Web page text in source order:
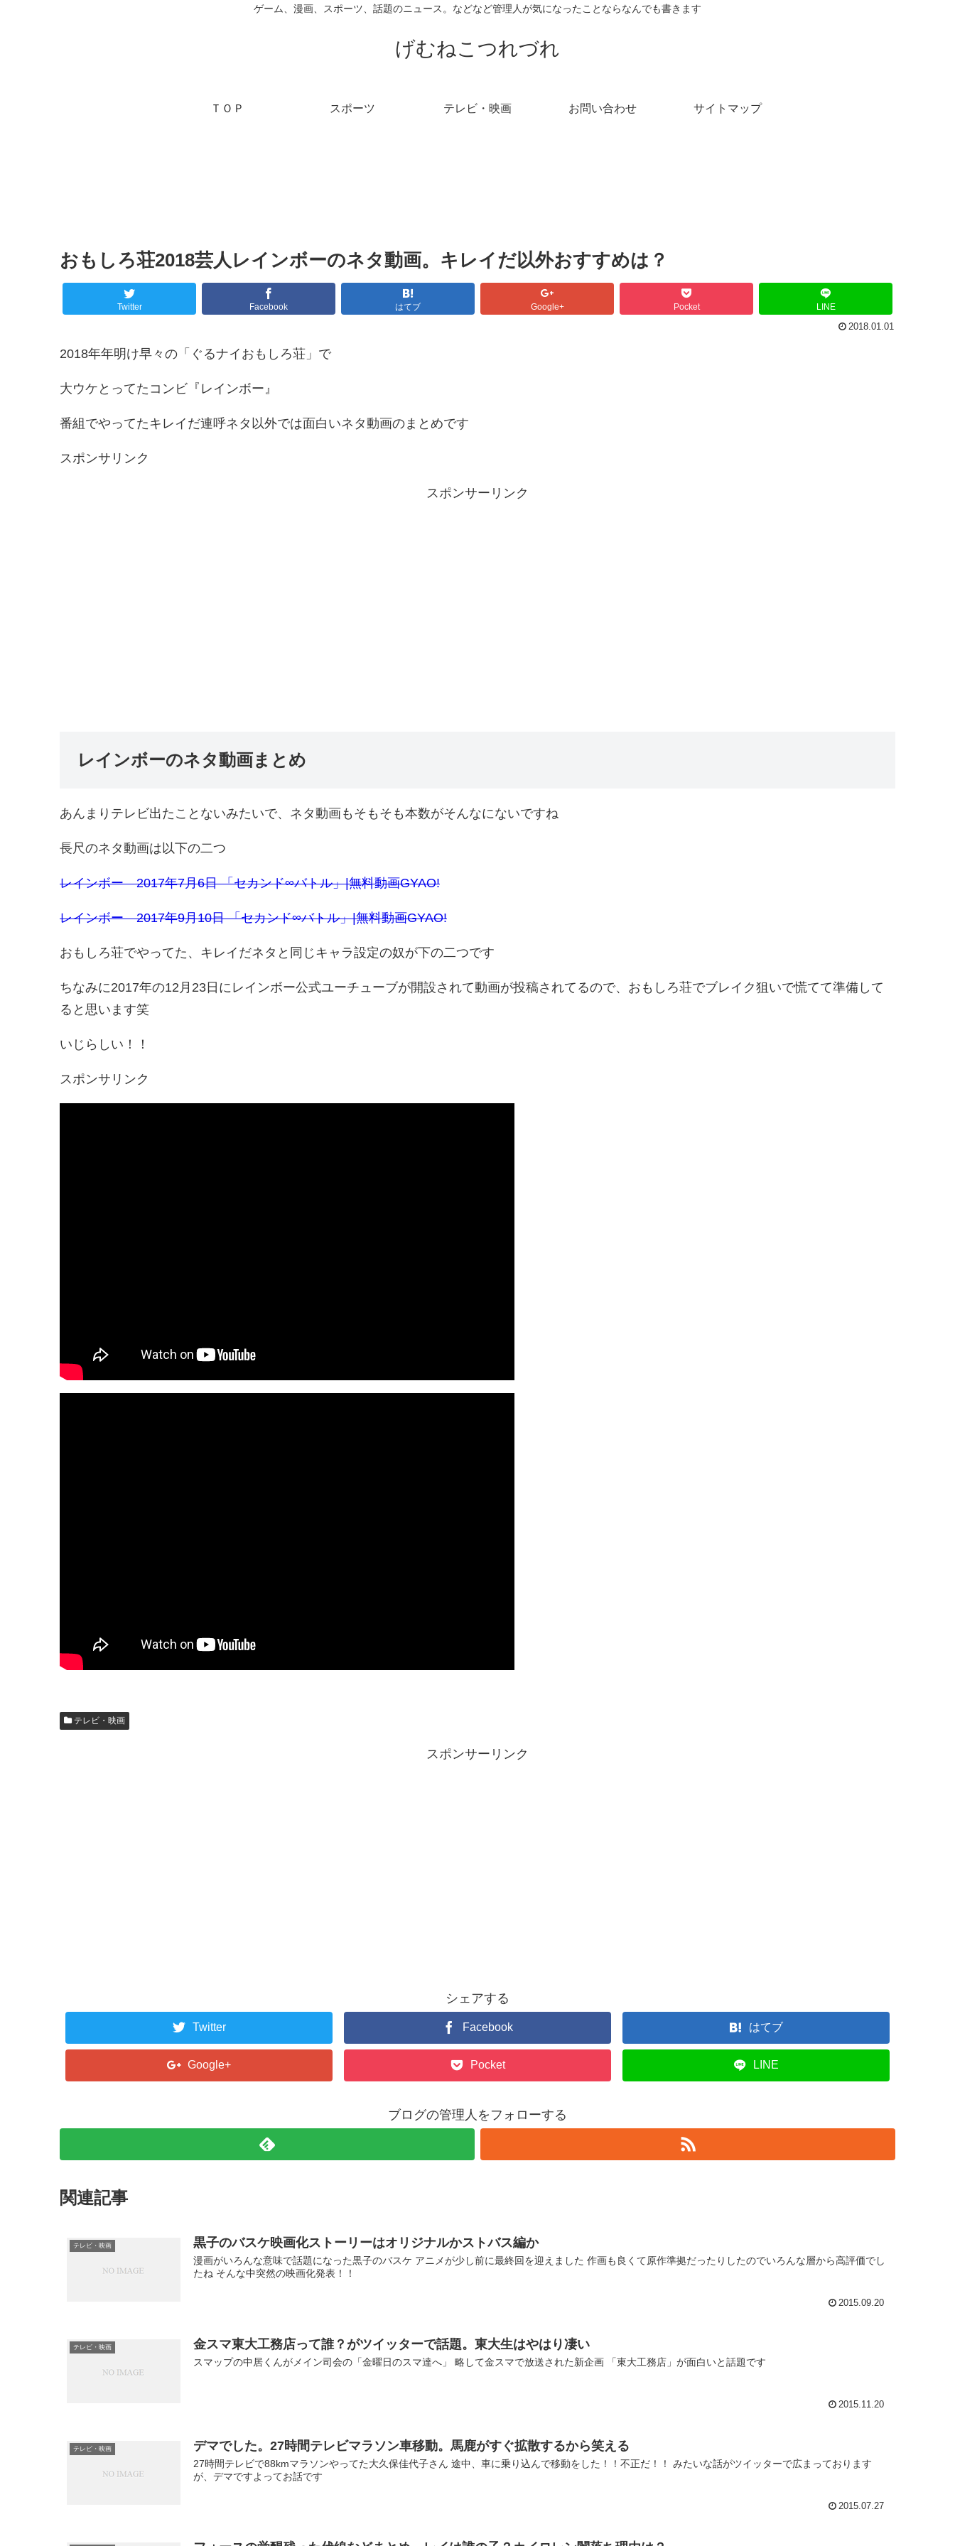
ゲーム、漫画、スポーツ、話題のニュース。などなど管理人が気になったことならなんでも書きます
げむねこつれづれ
ＴＯＰ スポーツ テレビ・映画 お問い合わせ サイトマップ
おもしろ荘2018芸人レインボーのネタ動画。キレイだ以外おすすめは？
Twitter Facebook はてブ Google+ Pocket LINE
2018.01.01
2018年年明け早々の「ぐるナイおもしろ荘」で
大ウケとってたコンビ『レインボー』
番組でやってたキレイだ連呼ネタ以外では面白いネタ動画のまとめです
スポンサリンク
スポンサーリンク
レインボーのネタ動画まとめ
あんまりテレビ出たことないみたいで、ネタ動画もそもそも本数がそんなにないですね
長尺のネタ動画は以下の二つ
レインボー 2017年7月6日 「セカンド∞バトル」|無料動画GYAO!
レインボー 2017年9月10日 「セカンド∞バトル」|無料動画GYAO!
おもしろ荘でやってた、キレイだネタと同じキャラ設定の奴が下の二つです
ちなみに2017年の12月23日にレインボー公式ユーチューブが開設されて動画が投稿されてるので、おもしろ荘でブレイク狙いで慌てて準備して
ると思います笑
いじらしい！！
スポンサリンク
テレビ・映画
スポンサーリンク
シェアする
Twitter Facebook はてブ
Google+ Pocket LINE
ブログの管理人をフォローする
関連記事
テレビ・映画 黒子のバスケ映画化ストーリーはオリジナルかストバス編か
漫画がいろんな意味で話題になった黒子のバスケ アニメが少し前に最終回を迎えました 作画も良くて原作準拠だったりしたのでいろんな層から高評価でし
たね そんな中突然の映画化発表！！
2015.09.20
テレビ・映画 金スマ東大工務店って誰？がツイッターで話題。東大生はやはり凄い
スマップの中居くんがメイン司会の「金曜日のスマ達へ」 略して金スマで放送された新企画 「東大工務店」が面白いと話題です
2015.11.20
テレビ・映画 デマでした。27時間テレビマラソン車移動。馬鹿がすぐ拡散するから笑える
27時間テレビで88kmマラソンやってた大久保佳代子さん 途中、車に乗り込んで移動をした！！不正だ！！ みたいな話がツイッターで広まっております
が、デマですよってお話です
2015.07.27